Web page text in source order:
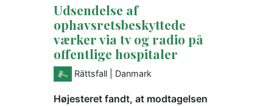
Udsendelse af
ophavsretsbeskyttede
værker via tv og radio på
offentlige hospitaler
Rättsfall | Danmark
Højesteret fandt, at modtagelsen